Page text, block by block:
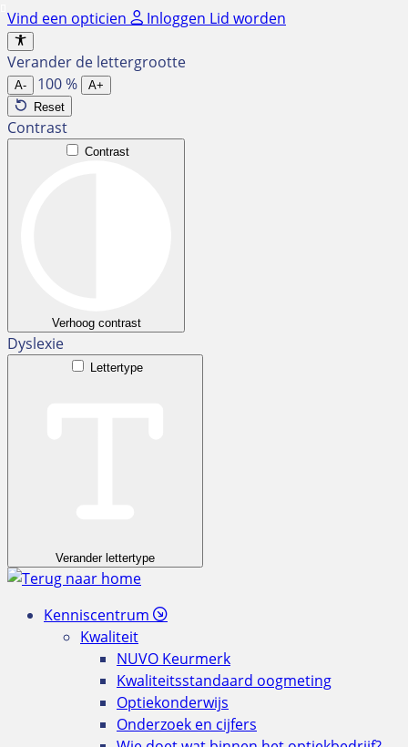
Ga
naar
de
inhoud
Vind een opticien Inloggen Lid worden
Verander de lettergrootte
A- 100%
A+
Reset
Contrast
Contrast
Verhoog contrast
Dyslexie
Lettertype
Verander lettertype
Kenniscentrum
Kwaliteit
NUVO Keurmerk
Kwaliteitsstandaard oogmeting
Optiekonderwijs
Onderzoek en cijfers